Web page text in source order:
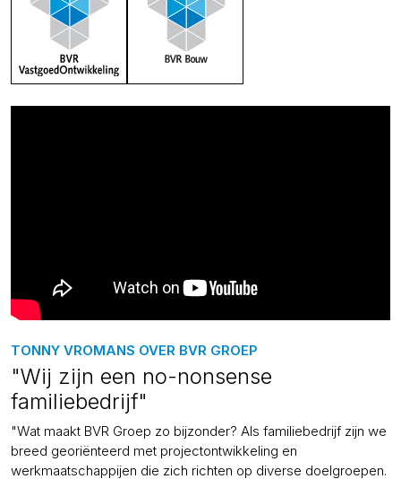
TONNY VROMANS OVER BVR GROEP
"Wij zijn een no-nonsense
familiebedrijf"
"Wat maakt BVR Groep zo bijzonder? Als familiebedrijf zijn we
breed georiënteerd met projectontwikkeling en
werkmaatschappijen die zich richten op diverse doelgroepen.